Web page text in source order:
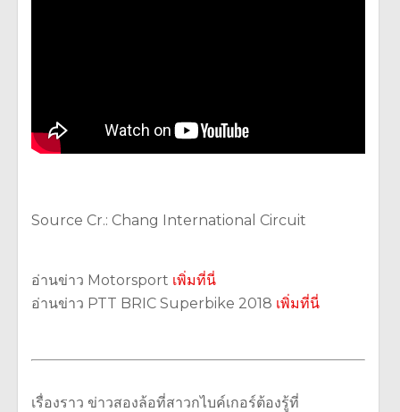
Source Cr.: Chang International Circuit
อ่านข่าว Motorsport เพิ่มที่นี่
อ่านข่าว PTT BRIC Superbike 2018 เพิ่มที่นี่
เรื่องราว ข่าวสองล้อที่สาวกไบค์เกอร์ต้องรู้ที่